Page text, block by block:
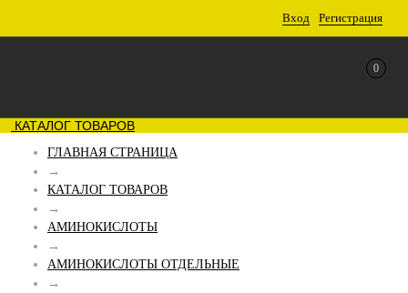
Вход Регистрация
0
КАТАЛОГ ТОВАРОВ
ГЛАВНАЯ СТРАНИЦА
→
КАТАЛОГ ТОВАРОВ
→
АМИНОКИСЛОТЫ
→
АМИНОКИСЛОТЫ ОТДЕЛЬНЫЕ
→